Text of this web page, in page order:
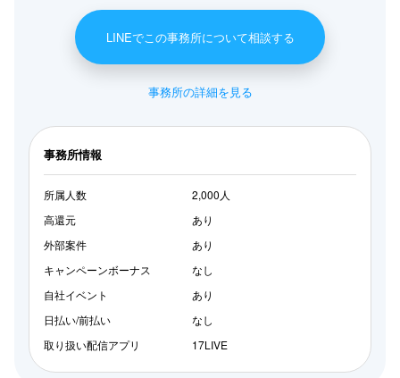
LINEでこの事務所について相談する
事務所の詳細を見る
事務所情報
所属人数
2,000人
高還元
あり
外部案件
あり
キャンペーンボーナス
なし
自社イベント
あり
日払い/前払い
なし
取り扱い配信アプリ
17LIVE